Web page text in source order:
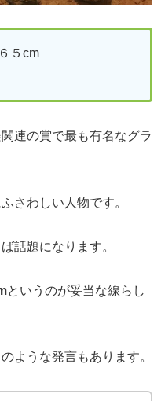
５cm
連の賞で最も有名なグラ
さわしい人物です。
話題になります。
というのが妥当な線らし
ような発言もあります。